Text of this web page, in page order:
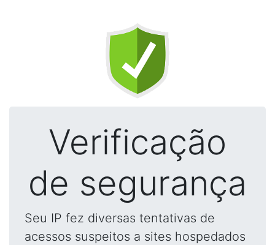
Verificação
de segurança
Seu IP fez diversas tentativas de
acessos suspeitos a sites hospedados